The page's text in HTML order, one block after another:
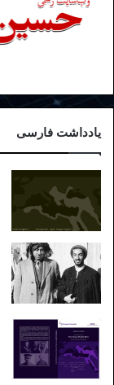
یادداشت فارسی